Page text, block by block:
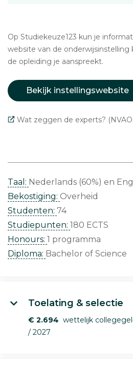
Op Studiekeuze123 kun je
website van de onderwijsinstelling
de opleiding je aanspreekt.
Bekijk instellingswebsite
Wat zeggen de experts?
Taal: Nederlands (60%)
Bekostiging: Overheid
Studenten: 74
Studiepunten: 180 ECTS
Honours: 1 programma
Diploma: Bachelor of Science
Toelating & selectie
€ 2.694 wettelijk
/ 2027